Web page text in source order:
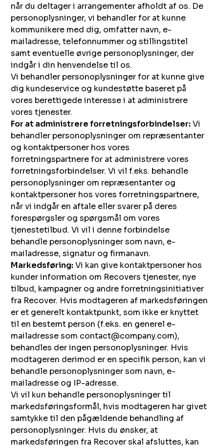
når du deltager i arrangementer afholdt af os. De
personoplysninger, vi behandler for at kunne
kommunikere med dig, omfatter navn, e-
mailadresse, telefonnummer og stillingstitel
samt eventuelle øvrige personoplysninger, der
indgår i din henvendelse til os.
Vi behandler personoplysninger for at kunne give
dig kundeservice og kundestøtte baseret på
vores berettigede interesse i at administrere
vores tjenester.
For at administrere forretningsforbindelser:Vi
behandler personoplysninger om repræsentanter
og kontaktpersoner hos vores
forretningspartnere for at administrere vores
forretningsforbindelser. Vi vil f.eks. behandle
personoplysninger om repræsentanter og
kontaktpersoner hos vores forretningspartnere,
når vi indgår en aftale eller svarer på deres
forespørgsler og spørgsmål om vores
tjenestetilbud. Vi vil i denne forbindelse
behandle personoplysninger som navn, e-
mailadresse, signatur og firmanavn.
Markedsføring:Vi kan give kontaktpersoner hos
kunder information om Recovers tjenester, nye
tilbud, kampagner og andre forretningsinitiativer
fra Recover. Hvis modtageren af markedsføringen
er et generelt kontaktpunkt, som ikke er knyttet
til en bestemt person (f.eks. en generel e-
mailadresse som contact@company.com),
behandles der ingen personoplysninger. Hvis
modtageren derimod er en specifik person, kan vi
behandle personoplysninger som navn, e-
mailadresse og IP-adresse.
Vi vil kun behandle personoplysninger til
markedsføringsformål, hvis modtageren har givet
samtykke til den pågældende behandling af
personoplysninger. Hvis du ønsker, at
markedsføringen fra Recover skal afsluttes, kan